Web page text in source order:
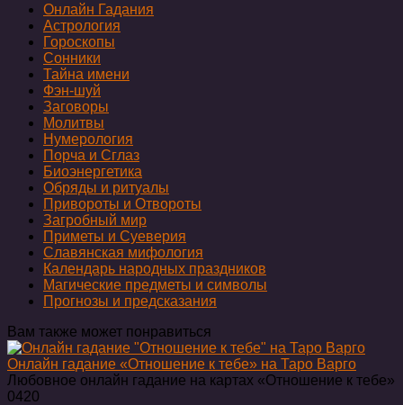
Онлайн Гадания
Астрология
Гороскопы
Сонники
Тайна имени
Фэн-шуй
Заговоры
Молитвы
Нумерология
Порча и Сглаз
Биоэнергетика
Обряды и ритуалы
Привороты и Отвороты
Загробный мир
Приметы и Суеверия
Славянская мифология
Календарь народных праздников
Магические предметы и символы
Прогнозы и предсказания
Вам также может понравиться
Онлайн гадание «Отношение к тебе» на Таро Варго
Любовное онлайн гадание на картах «Отношение к тебе»
0420